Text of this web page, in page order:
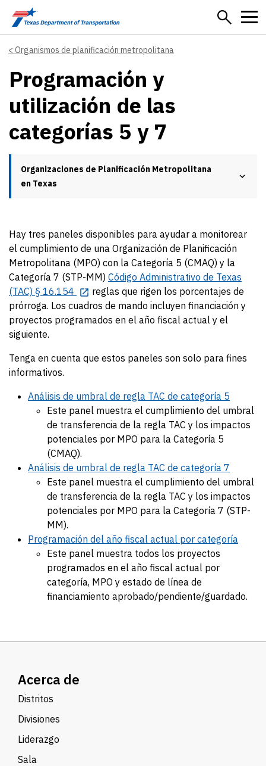
Skip to main content
Organismos de planificación metropolitana
Programación y
utilización de las
categorías 5 y 7
Organizaciones de Planificación Metropolitana
en Texas
Hay tres paneles disponibles para ayudar a monitorear
el cumplimiento de una Organización de Planificación
Metropolitana (MPO) con la Categoría 5 (CMAQ) y la
Categoría 7 (STP-MM) Código Administrativo de Texas
(TAC) § 16.154
reglas que rigen los porcentajes de
prórroga. Los cuadros de mando incluyen financiación y
proyectos programados en el año fiscal actual y el
siguiente.
Tenga en cuenta que estos paneles son solo para fines
informativos.
Análisis de umbral de regla TAC de categoría 5
Este panel muestra el cumplimiento del umbral
de transferencia de la regla TAC y los impactos
potenciales por MPO para la Categoría 5
(CMAQ).
Análisis de umbral de regla TAC de categoría 7
Este panel muestra el cumplimiento del umbral
de transferencia de la regla TAC y los impactos
potenciales por MPO para la Categoría 7 (STP-
MM).
Programación del año fiscal actual por categoría
Este panel muestra todos los proyectos
programados en el año fiscal actual por
categoría, MPO y estado de línea de
financiamiento aprobado/pendiente/guardado.
Acerca de
Distritos
Divisiones
Liderazgo
Sala